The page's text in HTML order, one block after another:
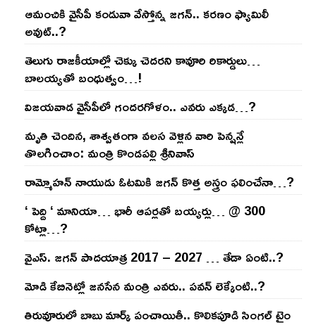
ఆమంచికి వైసీపీ కండువా వేస్తోన్న జ‌గ‌న్‌.. క‌ర‌ణం ఫ్యామిలీ
అవుట్‌..?
తెలుగు రాజ‌కీయాల్లో చెక్కు చెద‌ర‌ని కావూరి రికార్డులు…
బాల‌య్యతో బంధుత్వం…!
విజ‌య‌వాడ వైసీపీలో గంద‌ర‌గోళం.. ఎవ‌రు ఎక్క‌డ‌…?
మృతి చెందిన, శాశ్వతంగా వలస వెళ్లిన వారి పెన్ష‌న్లే
తొల‌గించాం: మంత్రి కొండపల్లి శ్రీనివాస్
రామ్మోహ‌న్ నాయుడు ఓట‌మికి జ‌గ‌న్ కొత్త అస్త్రం ఫ‌లించేనా…?
‘ పెద్ది ‘ మానియా… భారీ ఆప‌ర్ల‌తో బ‌య్య‌ర్లు… @ 300
కోట్లా…?
వైఎస్‌. జ‌గ‌న్ పాద‌యాత్ర 2017 – 2027 … తేడా ఏంటి..?
మోడి కేబినెట్లో జ‌నసేన మంత్రి ఎవ‌రు.. ప‌వ‌న్ లెక్కేంటి..?
తిరువూరులో బాబు మార్క్ పంచాయితీ.. కొలిక‌పూడి సింగ‌ల్ టైం